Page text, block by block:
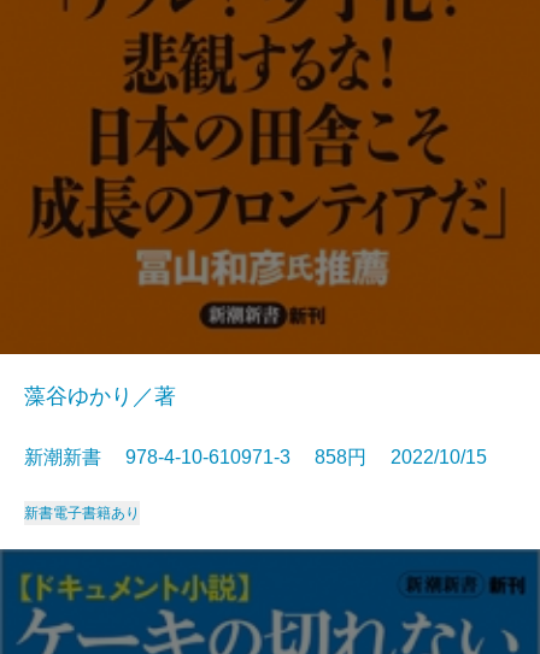
藻谷ゆかり／著
新潮新書 978-4-10-610971-3 858円 2022/10/15
新書電子書籍あり